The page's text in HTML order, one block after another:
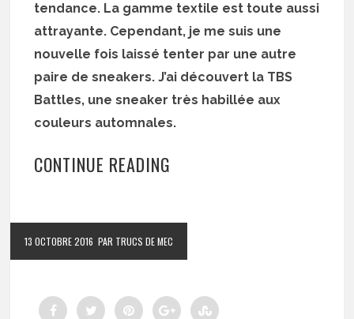
tendance. La gamme textile est toute aussi
attrayante. Cependant, je me suis une
nouvelle fois laissé tenter par une autre
paire de sneakers. J’ai découvert la TBS
Battles, une sneaker très habillée aux
couleurs automnales.
CONTINUE READING
13 OCTOBRE 2016 PAR TRUCS DE MEC